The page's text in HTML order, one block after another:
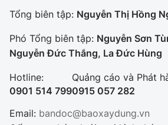
Tổng biên tập: Nguyễn Thị Hồng
Phó Tổng biên tập: Nguyễn Sơn
Nguyễn Đức Thắng, La Đức Hùng
Hotline:
0901 514 799
Quảng cáo và Phát
0915 057 282
Email: bandoc@baoxaydung.vn